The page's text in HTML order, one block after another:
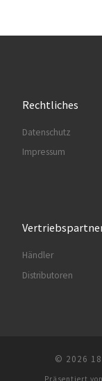
Rechtliches
Datenschutz
Impressum
Händler
Distributoren
© 2026
Präsentiert von